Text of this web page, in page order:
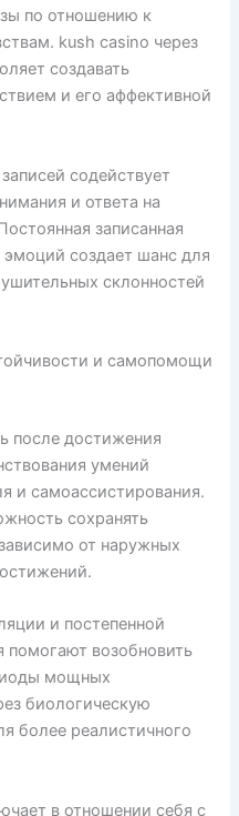
по отношению к
kush casino через
создавать
и его аффективной
содействует
и ответа на
записанная
создает шанс для
склонностей
и самопомощи
после достижения
умений
и самоассистирования.
сохранять
от наружных
и постепенной
помогают возобновить
мощных
биологическую
более реалистичного
в отношении себя с